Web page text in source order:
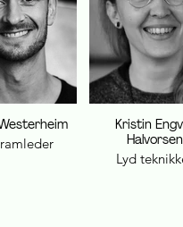
Kristin
Halvorsen
Lyd